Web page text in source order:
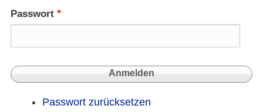
Passwort
Passwort zurücksetzen